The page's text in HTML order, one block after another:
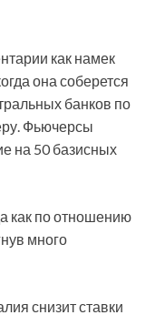
как намек
она соберется
банков по
Фьючерсы
на 50 базисных
как по отношению
много
снизит ставки